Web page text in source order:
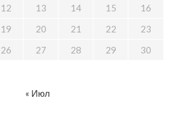
12 13 14 15
16
19 20 21 22
23
26 27 28 29
30
« Июл